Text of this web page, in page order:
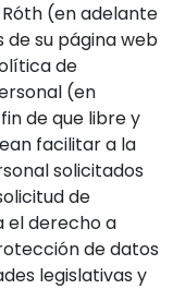
(en adelante
de su página web
de
(en
de que libre y
facilitar a la
solicitados
de
el derecho a
de datos
legislativas y